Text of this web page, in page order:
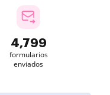
4,799
formularios
enviados